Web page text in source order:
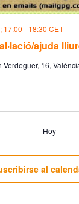
ajuda
17:00 - 18:30 CET
Verdeguer, 16,
Hoy
al